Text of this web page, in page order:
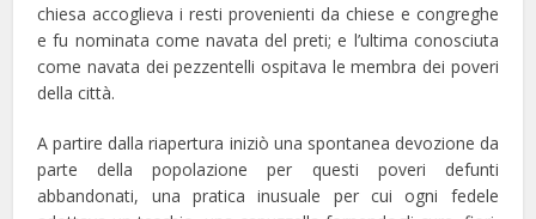
chiesa accoglieva i resti provenienti da chiese e congreghe
e fu nominata come navata del preti; e l’ultima conosciuta
come navata dei pezzentelli ospitava le membra dei poveri
della città.
A partire dalla riapertura iniziò una spontanea devozione da
parte della popolazione per questi poveri defunti
abbandonati, una pratica inusuale per cui ogni fedele